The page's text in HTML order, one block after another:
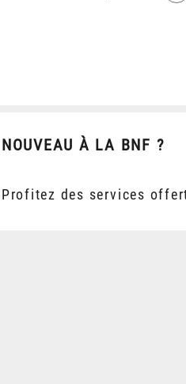
NOUVEAU À LA BNF ?
Profitez des services